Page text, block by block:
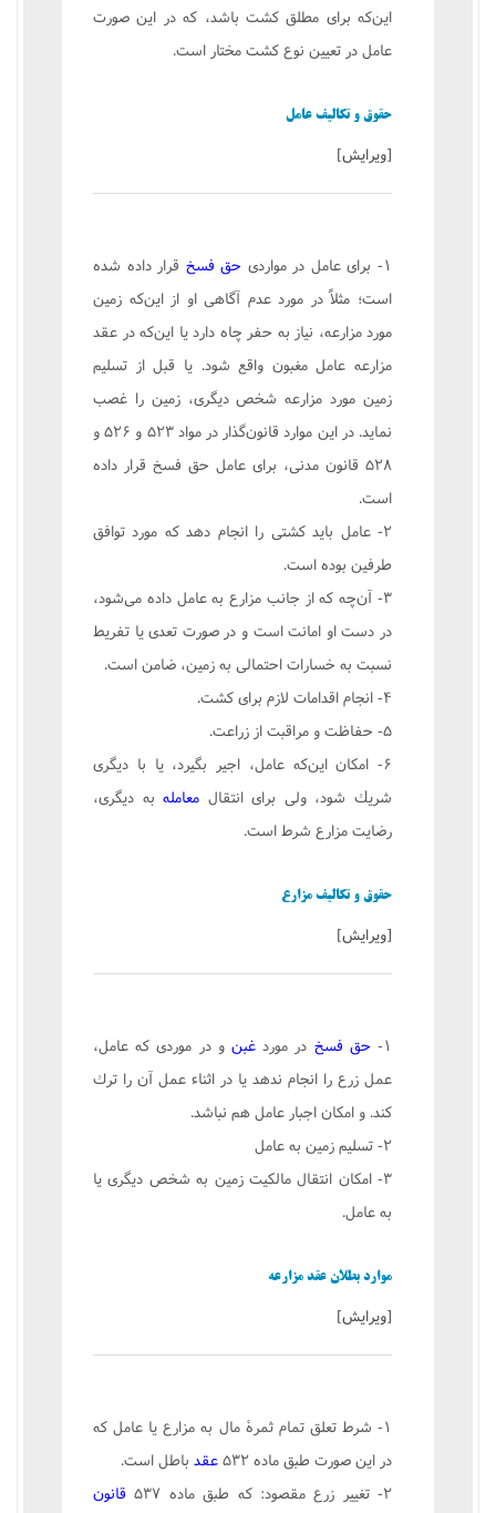
این‌كه برای مطلق كشت باشد، كه در این صورت
عامل در تعیین نوع كشت مختار است.
حقوق و تكالیف عامل
[ویرایش]
۱- برای عامل در مواردی حق فسخ قرار داده شده
است؛ مثلاً در مورد عدم آگاهی او از این‌كه زمین
مورد مزارعه، نیاز به حفر چاه دارد یا این‌كه در عقد
مزارعه عامل مغبون واقع شود. یا قبل از تسلیم
زمین مورد مزارعه شخص دیگری، زمین را غصب
نماید. در این موارد قانون‌گذار در مواد ۵۲۳ و ۵۲۶ و
۵۲۸ قانون مدنی، برای عامل حق فسخ قرار داده
است.
۲- عامل باید كشتی را انجام دهد كه مورد توافق
طرفین بوده است.
۳- آن‌چه كه از جانب مزارع به عامل داده می‌شود،
در دست او امانت است و در صورت تعدی یا تفریط
نسبت به خسارات احتمالی به زمین، ضامن است.
۴- انجام اقدامات لازم برای كشت.
۵- حفاظت و مراقبت از زراعت.
۶- امكان این‌كه عامل، اجیر بگیرد، یا با دیگری
شریك شود، ولی برای انتقال معاملهبه دیگری،
رضایت مزارع شرط است.
حقوق و تكالیف مزارع
[ویرایش]
۱- حق فسخ در مورد غبن و در موردی كه عامل،
عمل زرع را انجام ندهد یا در اثناء عمل آن را ترك
كند. و امكان اجبار عامل هم نباشد.
۲- تسلیم زمین به عامل
۳- امكان انتقال مالكیت زمین به شخص دیگری یا
به عامل.
موارد بطلان عقد مزارعه
[ویرایش]
۱- شرط تعلق تمام ثمرۀ مال به مزارع یا عامل كه
در این صورت طبق ماده ۵۳۲
عقد باطل است.
۲- تغییر زرع مقصود: كه طبق ماده ۵۳۷
قانون